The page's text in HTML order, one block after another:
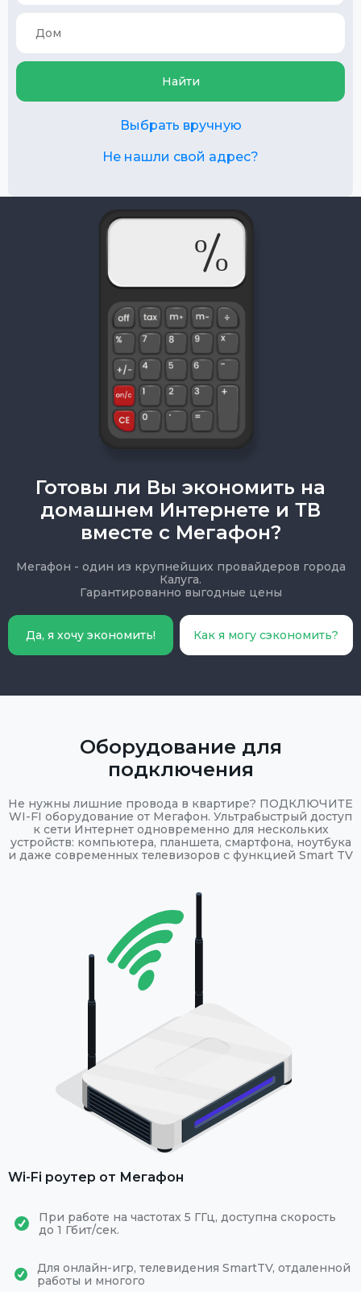
Найти
Выбрать вручную
Не нашли свой адрес?
Готовы ли Вы экономить на
домашнем Интернете и ТВ
вместе с Мегафон?
Мегафон - один из крупнейших провайдеров города
Калуга.
Гарантированно выгодные цены
Да, я хочу экономить! Как я могу сэкономить?
Оборудование для
подключения
Не нужны лишние провода в квартире? ПОДКЛЮЧИТЕ
WI-FI оборудование от Мегафон. Ультрабыстрый доступ
к сети Интернет одновременно для нескольких
устройств: компьютера, планшета, смартфона, ноутбука
и даже современных телевизоров с функцией Smart TV
Wi-Fi роутер от Мегафон
При работе на частотах 5 ГГц, доступна скорость
до 1 Гбит/сек.
Для онлайн-игр, телевидения SmartTV, отдаленной
работы и многого